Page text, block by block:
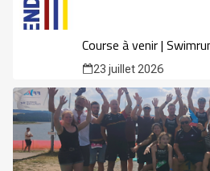
Course à venir |
23 juillet 2026